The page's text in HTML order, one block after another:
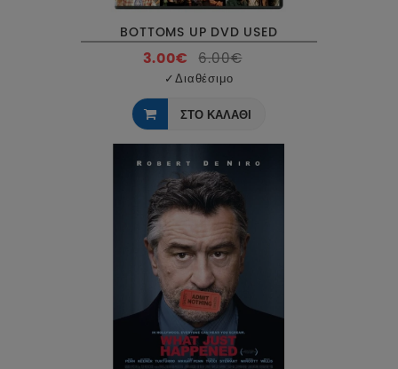
BOTTOMS UP DVD USED
3.00€ 6.00€
✓Διαθέσιμο
ΣΤΟ ΚΑΛΑΘΙ